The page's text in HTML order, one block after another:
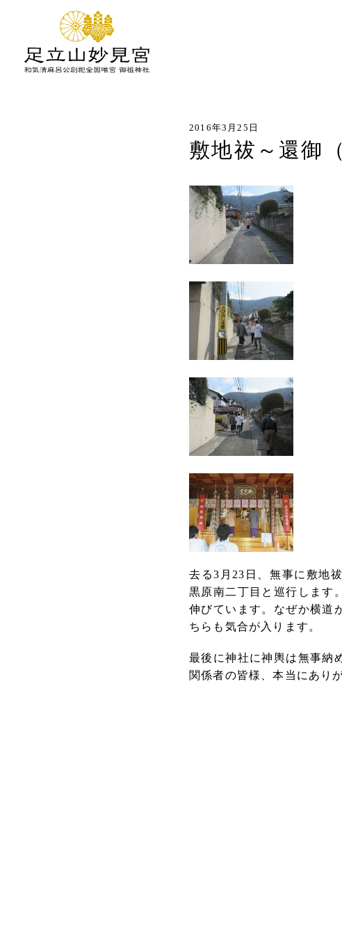
2016年3月25日
敷地祓～還御
去る3月23日、無事に敷地
黒原南二丁目と巡行します
伸びています。なぜか横道
ちらも気合が入ります。
最後に神社に神輿は無事納
関係者の皆様、本当にあり